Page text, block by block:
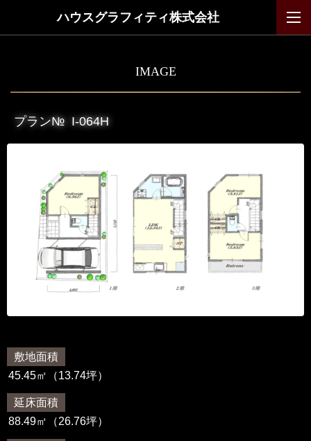
ハウスグラフィティ株式会社
IMAGE
プラン№ I-064H
敷地面積
45.45㎡（13.74坪）
延床面積
88.49㎡（26.76坪）